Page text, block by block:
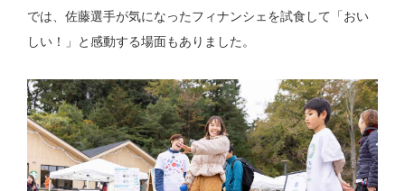
では、佐藤選手が気になったフィナンシェを試食して「おい
しい！」と感動する場面もありました。